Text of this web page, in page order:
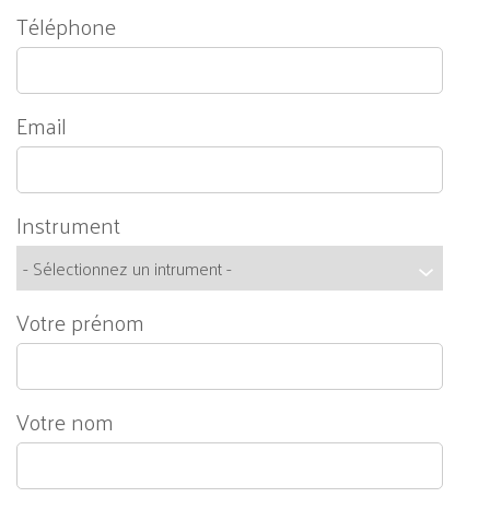
Téléphone
Email
Instrument
Votre prénom
Votre nom